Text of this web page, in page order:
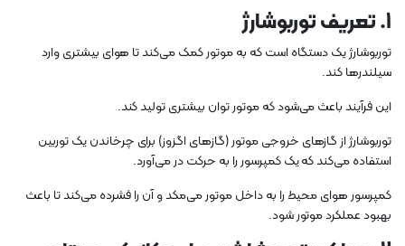
1. تعریف توربوشارژ
توربوشارژ یک دستگاه است که به موتور کمک می‌کند تا هوای بیشتری وارد
سیلندرها کند.
این فرآیند باعث می‌شود که موتور توان بیشتری تولید کند.
توربوشارژ از گازهای خروجی موتور (گازهای اگزوز) برای چرخاندن یک توربین
استفاده می‌کند که یک کمپرسور را به حرکت در می‌آورد.
کمپرسور هوای محیط را به داخل موتور می‌مکد و آن را فشرده می‌کند تا باعث
بهبود عملکرد موتور شود.